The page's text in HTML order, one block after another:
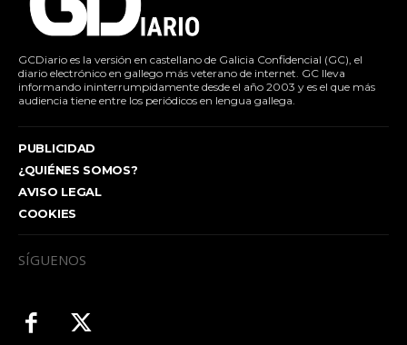
GCDiario es la versión en castellano de Galicia Confidencial (GC), el
diario electrónico en gallego más veterano de internet. GC lleva
informando ininterrumpidamente desde el año 2003 y es el que más
audiencia tiene entre los periódicos en lengua gallega.
PUBLICIDAD
¿QUIÉNES SOMOS?
AVISO LEGAL
COOKIES
SÍGUENOS